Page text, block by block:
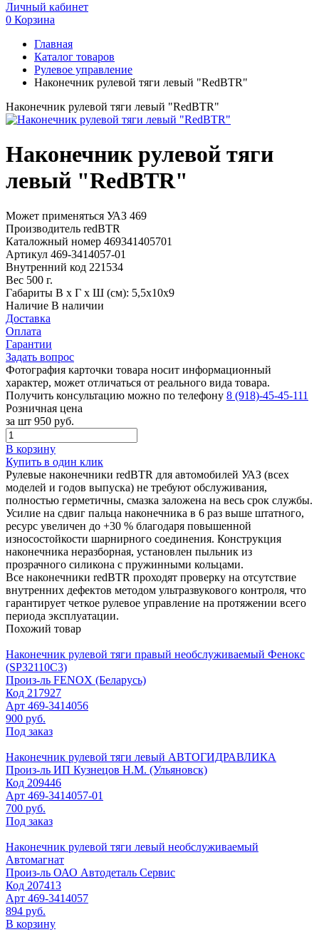
Личный кабинет
0 Корзина
Главная
Каталог товаров
Рулевое управление
Наконечник рулевой тяги левый "RedBTR"
Наконечник рулевой тяги левый "RedBTR"
Наконечник рулевой тяги
левый "RedBTR"
Может применяться УАЗ 469
Производитель redBTR
Каталожный номер 469341405701
Артикул 469-3414057-01
Внутренний код 221534
Вес 500 г.
Габариты В х Г х Ш (см): 5,5х10х9
Наличие В наличии
Доставка
Оплата
Гарантии
Задать вопрос
Фотография карточки товара носит информационный
характер, может отличаться от реального вида товара.
Получить консультацию можно по телефону 8 (918)-45-45-111
Розничная цена
за шт 950 руб.
В корзину
Купить в один клик
Рулевые наконечники redBTR для автомобилей УАЗ (всех
моделей и годов выпуска) не требуют обслуживания,
полностью герметичны, смазка заложена на весь срок службы.
Усилие на сдвиг пальца наконечника в 6 раз выше штатного,
ресурс увеличен до +30 % благодаря повышенной
износостойкости шарнирного соединения. Конструкция
наконечника неразборная, установлен пыльник из
прозрачного силикона с пружинными кольцами.
Все наконечники redBTR проходят проверку на отсутствие
внутренних дефектов методом ультразвукового контроля, что
гарантирует четкое рулевое управление на протяжении всего
периода эксплуатации.
Похожий товар
Наконечник рулевой тяги правый необслуживаемый Фенокс
(SP32110C3)
Произ-ль FENOX (Беларусь)
Код 217927
Арт 469-3414056
900 руб.
Под заказ
Наконечник рулевой тяги левый АВТОГИДРАВЛИКА
Произ-ль ИП Кузнецов Н.М. (Ульяновск)
Код 209446
Арт 469-3414057-01
700 руб.
Под заказ
Наконечник рулевой тяги левый необслуживаемый
Автомагнат
Произ-ль ОАО Автодеталь Сервис
Код 207413
Арт 469-3414057
894 руб.
В корзину